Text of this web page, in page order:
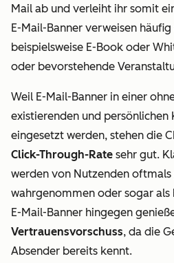
Mail ab und verleiht ihr somit
E-Mail-Banner verweisen
beispielsweise E-Book oder
oder bevorstehende
Weil E-Mail-Banner in einer
existierenden und
eingesetzt werden, stehen die
Click-Through-Rate sehr gut.
werden von Nutzenden
wahrgenommen oder sogar
E-Mail-Banner hingegen
Vertrauensvorschuss, da die
Absender bereits kennt.